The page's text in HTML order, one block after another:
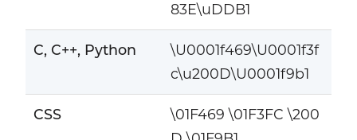
83E\uDDB1
C, C++, Python
\U0001f469\U0001f3f
c\u200D\U0001f9b1
CSS
\01F469 \01F3FC \200